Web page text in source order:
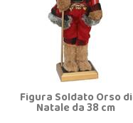
Figura Soldato Orso di
Natale da 38 cm